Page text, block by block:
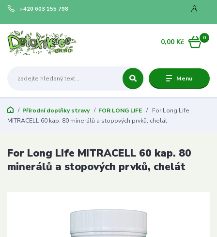
Menu
+420 603 155 798
0
0,00 Kč
Přírodní doplňky stravy FOR LONG LIFE
For Long Life
MITRACELL 60 kap. 80 minerálů a stopových prvků, chelát
For Long Life MITRACELL 60 kap. 80
minerálů a stopových prvků, chelát